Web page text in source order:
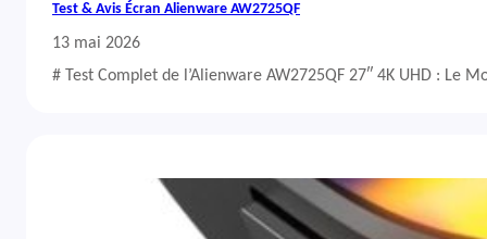
Test & Avis Écran Alienware AW2725QF
13 mai 2026
# Test Complet de l’Alienware AW2725QF 27″ 4K UHD : Le